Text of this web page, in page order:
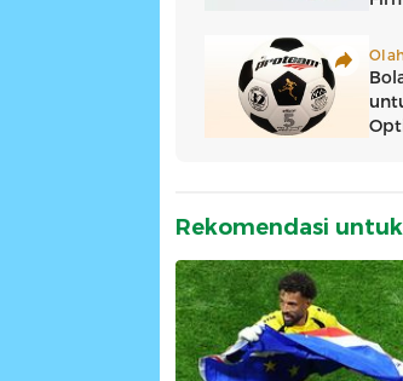
Rekomendasi